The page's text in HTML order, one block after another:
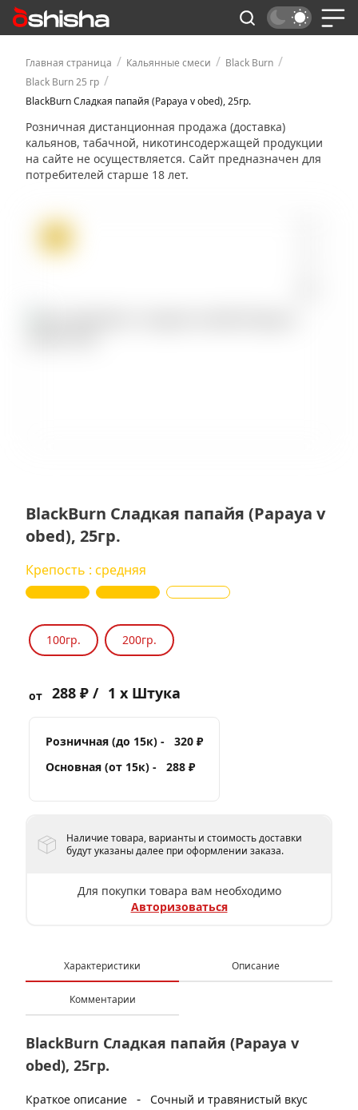
Главная страница / Кальянные смеси / Black Burn /
Black Burn 25 гр /
BlackBurn Сладкая папайя (Papaya v obed), 25гр.
Розничная дистанционная продажа (доставка)
кальянов, табачной, никотинсодержащей продукции
на сайте не осуществляется. Сайт предназначен для
потребителей старше 18 лет.
BlackBurn Сладкая папайя (Papaya v
obed), 25гр.
Крепость : средняя
100гр. 200гр.
от 288 ₽ / 1 x Штука
Розничная (до 15к) -
320 ₽
Основная (от 15к) -
288 ₽
Наличие товара, варианты и стоимость доставки
будут указаны далее при оформлении заказа.
Для покупки товара вам необходимо
Авторизоваться
Характеристики Описание
Комментарии
BlackBurn Сладкая папайя (Papaya v
obed), 25гр.
Краткое описание -
Сочный и травянистый вкус